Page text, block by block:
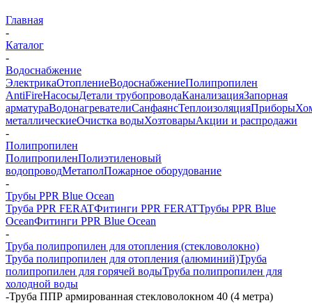
Главная
-
Каталог
-
Водоснабжение
ЭлектрикаОтоплениеВодоснабжениеПолипропилен
AntiFireНасосыДетали трубопроводаКанализацияЗапорная
арматураВодонагревателиСанфаянсТеплоизоляцияПриборы
металлическиеОчистка водыХозтоварыАкции и распродажи
-
Полипропилен
ПолипропиленПолиэтиленовый
водопроводМетаполПожарное оборудование
-
Трубы PPR Blue Ocean
Труба PPR FERATФитинги PPR FERATТрубы PPR Blue
OceanФитинги PPR Blue Ocean
-
Труба полипропилен для отопления (стекловолокно)
Труба полипропилен для отопления (алюминий)Труба
полипропилен для горячей водыТруба полипропилен для
холодной воды
-Труба ППР армированная стекловолокном 40 (4 метра)